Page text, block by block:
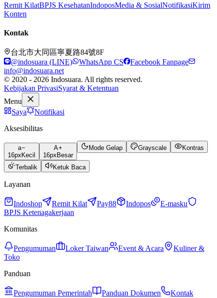
Remit KilatBPJS KesehatanIndoposMedia & SosialNotifikasiKirim
Konten
Kontak
台北市大同區寧夏路84號8F
@indosuara (LINE)
WhatsApp CS
Facebook Fanpage
info@indosuara.net
© 2020 - 2026 Indosuara. All rights reserved.
Kebijakan PrivasiSyarat & Ketentuan
Menu
Saya
Notifikasi
Aksesibilitas
a
16px Kecil
A
16px Besar
Mode Gelap Grayscale Kontras
Terbalik Ketuk Baca
Layanan
Indoshop Remit Kilat Pay88 Indopos
E-masku
BPJS Ketenagakerjaan
Komunitas
Pengumuman Loker Taiwan Event & Acara
Kuliner &
Toko
Panduan
Pengumuman Pemerintah Panduan Dokumen Kontak